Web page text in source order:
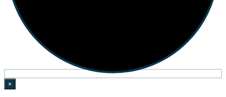
×